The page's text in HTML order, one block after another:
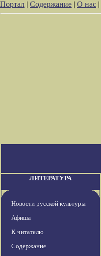
Портал | Содержание | О нас |
ЛИТЕРАТУРА
Новости русской культуры
Афиша
К читателю
Содержание